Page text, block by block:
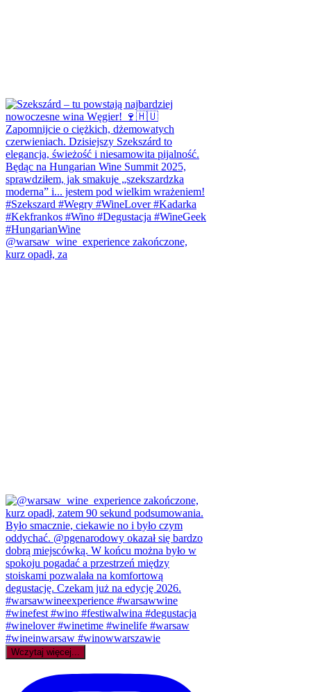
@warsaw_wine_experience zakończone,
kurz opadł, za
Wczytaj więcej...